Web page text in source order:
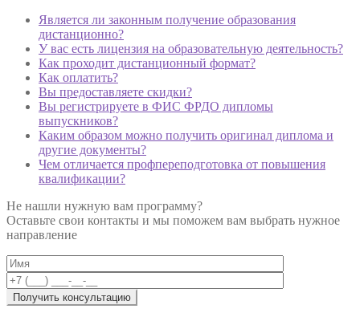
Является ли законным получение образования
дистанционно?
У вас есть лицензия на образовательную деятельность?
Как проходит дистанционный формат?
Как оплатить?
Вы предоставляете скидки?
Вы регистрируете в ФИС ФРДО дипломы
выпускников?
Каким образом можно получить оригинал диплома и
другие документы?
Чем отличается профпереподготовка от повышения
квалификации?
Не нашли нужную вам программу?
Оставьте свои контакты и мы поможем вам выбрать нужное
направление